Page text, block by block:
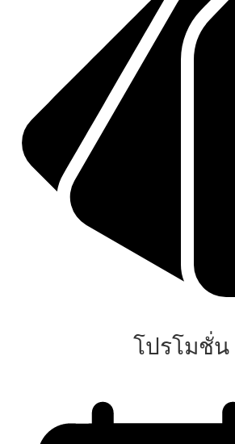
โปรโมชั่น